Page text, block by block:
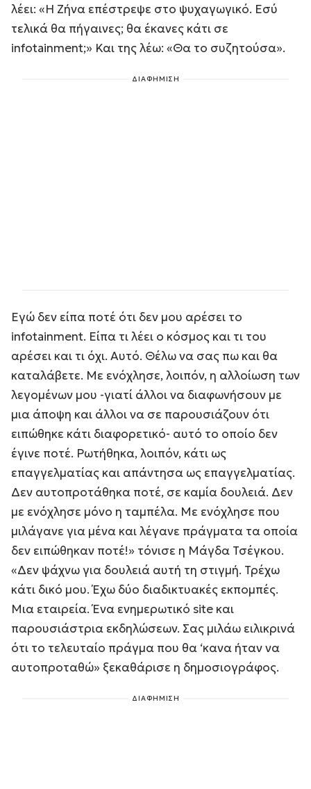
λέει: «Η Ζήνα επέστρεψε στο ψυχαγωγικό. Εσύ
τελικά θα πήγαινες; θα έκανες κάτι σε
infotainment;» Και της λέω: «Θα το συζητούσα».
ΔΙΑΦΗΜΙΣΗ
Εγώ δεν είπα ποτέ ότι δεν μου αρέσει το
infotainment. Είπα τι λέει ο κόσμος και τι του
αρέσει και τι όχι. Αυτό. Θέλω να σας πω και θα
καταλάβετε. Με ενόχλησε, λοιπόν, η αλλοίωση των
λεγομένων μου -γιατί άλλοι να διαφωνήσουν με
μια άποψη και άλλοι να σε παρουσιάζουν ότι
ειπώθηκε κάτι διαφορετικό- αυτό το οποίο δεν
έγινε ποτέ. Ρωτήθηκα, λοιπόν, κάτι ως
επαγγελματίας και απάντησα ως επαγγελματίας.
Δεν αυτοπροτάθηκα ποτέ, σε καμία δουλειά. Δεν
με ενόχλησε μόνο η ταμπέλα. Με ενόχλησε που
μιλάγανε για μένα και λέγανε πράγματα τα οποία
δεν ειπώθηκαν ποτέ!» τόνισε η Μάγδα Τσέγκου.
«Δεν ψάχνω για δουλειά αυτή τη στιγμή. Τρέχω
κάτι δικό μου. Έχω δύο διαδικτυακές εκπομπές.
Μια εταιρεία. Ένα ενημερωτικό site και
παρουσιάστρια εκδηλώσεων. Σας μιλάω ειλικρινά
ότι το τελευταίο πράγμα που θα ‘κανα ήταν να
αυτοπροταθώ» ξεκαθάρισε η δημοσιογράφος.
ΔΙΑΦΗΜΙΣΗ